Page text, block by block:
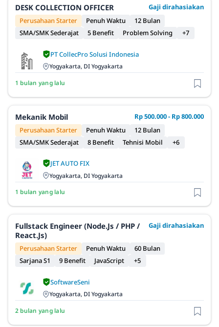
DESK COLLECTION OFFICER
Gaji dirahasiakan
Perusahaan Starter
Penuh Waktu
12 Bulan
SMA/SMK Sederajat
5 Benefit Problem Solving +7
PT CollecPro Solusi Indonesia
Yogyakarta, DI Yogyakarta
1 bulan yang lalu
Mekanik Mobil
Rp 500.000 - Rp 800.000
Perusahaan Starter
Penuh Waktu
12 Bulan
SMA/SMK Sederajat
8 Benefit Tehnisi Mobil +6
JET AUTO FIX
Yogyakarta, DI Yogyakarta
1 bulan yang lalu
Fullstack Engineer (Node.js / PHP /
React.js)
Gaji dirahasiakan
Perusahaan Starter Penuh Waktu
60 Bulan
Sarjana S1
9 Benefit JavaScript +5
SoftwareSeni
Yogyakarta, DI Yogyakarta
2 bulan yang lalu